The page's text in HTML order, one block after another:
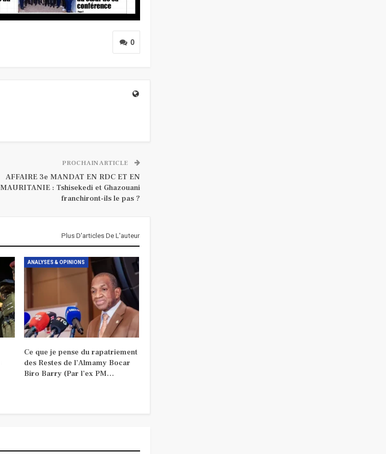
0
PROCHAIN ARTICLE
AFFAIRE 3e MANDAT EN RDC ET EN
MAURITANIE : Tshisekedi et Ghazouani
franchiront-ils le pas ?
Plus D'articles De L'auteur
ANALYSES & OPINIONS
Ce que je pense du rapatriement
des Restes de l’Almamy Bocar
Biro Barry (Par l’ex PM…